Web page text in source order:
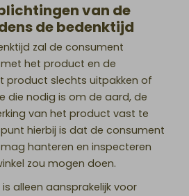
van de
de bedenktijd
zal de consument
het product en de
product slechts uitpakken of
die nodig is om de aard, de
van het product vast te
hierbij is dat de consument
hanteren en inspecteren
zou mogen doen.
aansprakelijk voor